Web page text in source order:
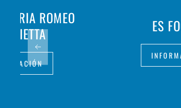
ES
ROMEO